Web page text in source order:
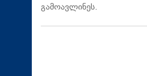
გამოავლინეს.